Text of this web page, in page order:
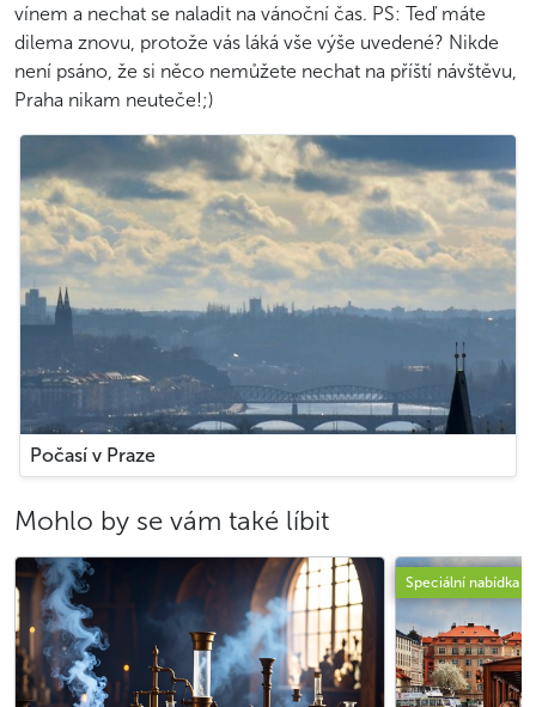
vínem a nechat se naladit na vánoční čas. PS: Teď máte
dilema znovu, protože vás láká vše výše uvedené? Nikde
není psáno, že si něco nemůžete nechat na příští návštěvu,
Praha nikam neuteče!;)
Počasí v Praze
Mohlo by se vám také líbit
Speciální nabídka